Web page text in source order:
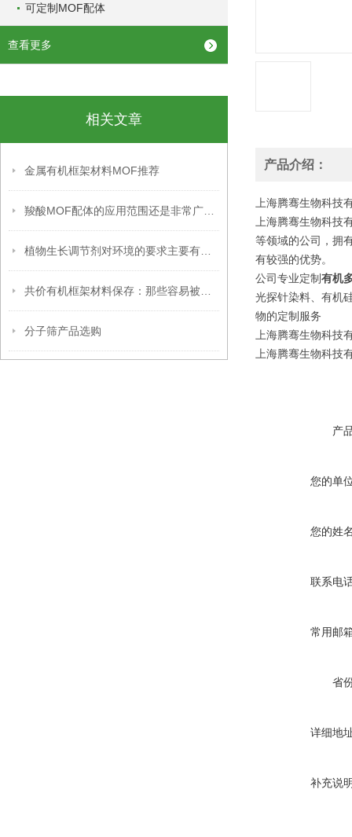
可定制MOF配体
查看更多
相关文章
金属有机框架材料MOF推荐
分子筛产品选购
产品介绍：
上海腾骞生物科技
上海腾骞生物科
等领域的公司，拥
有较强的优势。
公司专业定制有机
光探针染料、有机
物的定制服务
上海腾骞生物科技
上海腾骞生物科技
产
您的单
您的姓
联系电
常用邮
省
详细地
补充说